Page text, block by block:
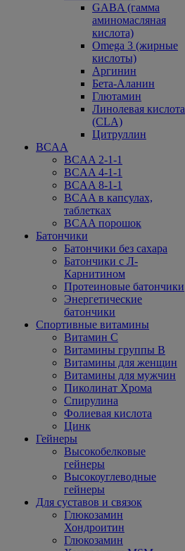
GABA (гамма
аминомасляная
кислота)
Omega 3 (жирные
кислоты)
Аргинин
Бета-Аланин
Глютамин
Линолевая кислота
(CLA)
Цитруллин
BCAA
BCAA 2-1-1
BCAA 4-1-1
BCAA 8-1-1
BCAA в капсулах,
таблетках
BCAA порошок
Батончики
Батончики без сахара
Батончики с Л-
Карнитином
Протеиновые батончики
Энергетические
батончики
Спортивные витамины
Витамин С
Витамины группы В
Витамины для женщин
Витамины для мужчин
Пиколинат Хрома
Спирулина
Фолиевая кислота
Цинк
Гейнеры
Высокобелковые
гейнеры
Высокоуглеводные
гейнеры
Для суставов и связок
Глюкозамин
Хондроитин
Глюкозамин